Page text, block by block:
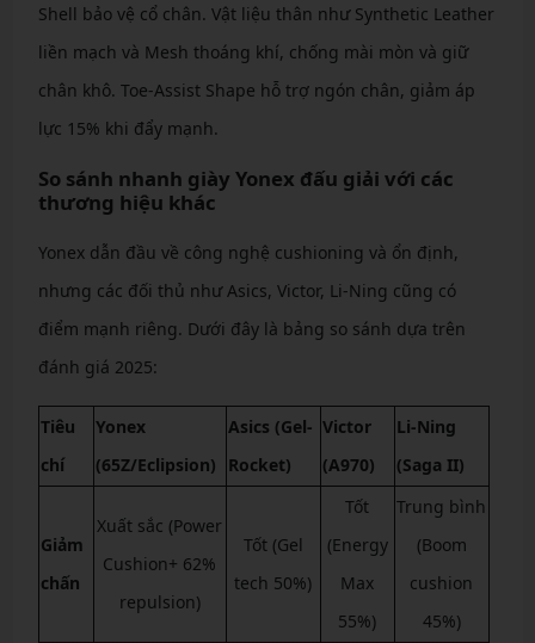
Shell bảo vệ cổ chân. Vật liệu thân như Synthetic Leather
liền mạch và Mesh thoáng khí, chống mài mòn và giữ
chân khô. Toe-Assist Shape hỗ trợ ngón chân, giảm áp
lực 15% khi đẩy mạnh.
So sánh nhanh giày Yonex đấu giải với các
thương hiệu khác
Yonex dẫn đầu về công nghệ cushioning và ổn định,
nhưng các đối thủ như Asics, Victor, Li-Ning cũng có
điểm mạnh riêng. Dưới đây là bảng so sánh dựa trên
đánh giá 2025:
Tiêu
chí
Yonex
(65Z/Eclipsion)
Asics (Gel-
Rocket)
Victor
(A970)
Li-Ning
(Saga II)
Giảm
chấn
Xuất sắc (Power
Cushion+ 62%
repulsion)
Tốt (Gel
tech 50%)
Tốt
(Energy
Max
55%)
Trung bình
(Boom
cushion
45%)